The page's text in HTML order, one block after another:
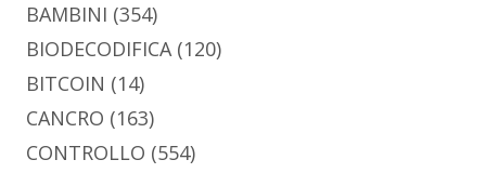
BAMBINI (354)
BIODECODIFICA(120)
BITCOIN (14)
CANCRO (163)
CONTROLLO (554)